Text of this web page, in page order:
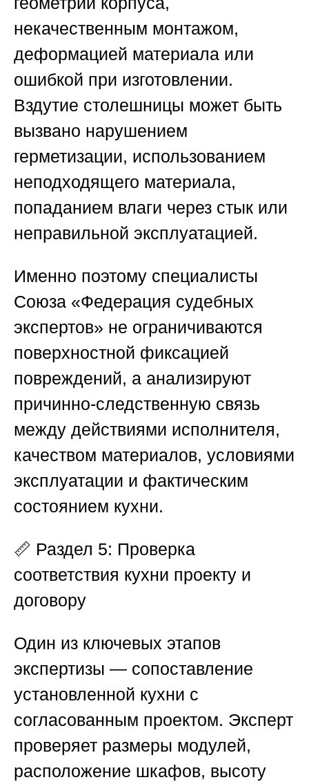
некачественным монтажом,
деформацией материала или
ошибкой при изготовлении.
Вздутие столешницы может быть
вызвано нарушением
герметизации, использованием
неподходящего материала,
попаданием влаги через стык или
неправильной эксплуатацией.
Именно поэтому специалисты
Союза «Федерация судебных
экспертов» не ограничиваются
поверхностной фиксацией
повреждений, а анализируют
причинно-следственную связь
между действиями исполнителя,
качеством материалов, условиями
эксплуатации и фактическим
состоянием кухни.
📏 Раздел 5: Проверка
соответствия кухни проекту и
договору
Один из ключевых этапов
экспертизы — сопоставление
установленной кухни с
согласованным проектом. Эксперт
проверяет размеры модулей,
расположение шкафов, высоту